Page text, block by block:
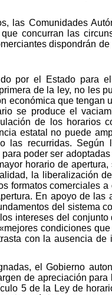
Comunidades
concurran las
dispondrán
por el Estado para
de la ley, no les
económica que tengan
se produce el
de los horarios
estatal no puede
las recurridas. Según
poder ser
horario de
la liberalización
formatos comerciales
En apoyo de las
del sistema
intereses del
condiciones
con la ausencia de
el Gobierno
de apreciación
5 de la Ley de